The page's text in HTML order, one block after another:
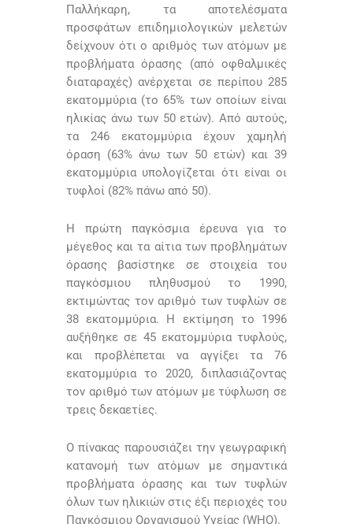
Παλλήκαρη, τα αποτελέσματα
προσφάτων επιδημιολογικών μελετών
δείχνουν ότι ο αριθμός των ατόμων με
προβλήματα όρασης (από οφθαλμικές
διαταραχές) ανέρχεται σε περίπου 285
εκατομμύρια (το 65% των οποίων είναι
ηλικίας άνω των 50 ετών). Από αυτούς,
τα 246 εκατομμύρια έχουν χαμηλή
όραση (63% άνω των 50 ετών) και 39
εκατομμύρια υπολογίζεται ότι είναι οι
τυφλοί (82% πάνω από 50).
Η πρώτη παγκόσμια έρευνα για το
μέγεθος και τα αίτια των προβλημάτων
όρασης βασίστηκε σε στοιχεία του
παγκόσμιου πληθυσμού το 1990,
εκτιμώντας τον αριθμό των τυφλών σε
38 εκατομμύρια. Η εκτίμηση το 1996
αυξήθηκε σε 45 εκατομμύρια τυφλούς,
και προβλέπεται να αγγίξει τα 76
εκατομμύρια το 2020, διπλασιάζοντας
τον αριθμό των ατόμων με τύφλωση σε
τρεις δεκαετίες.
Ο πίνακας παρουσιάζει την γεωγραφική
κατανομή των ατόμων με σημαντικά
προβλήματα όρασης και των τυφλών
όλων των ηλικιών στις έξι περιοχές του
Παγκόσμιου Οργανισμού Υγείας (WHO).